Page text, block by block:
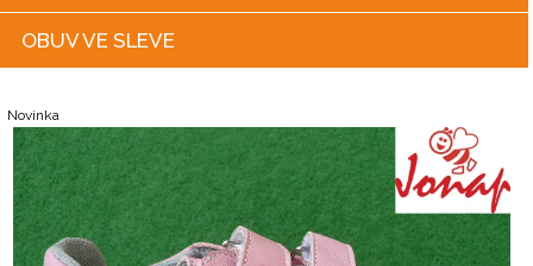
OBUV VE SLEVE
Novinka